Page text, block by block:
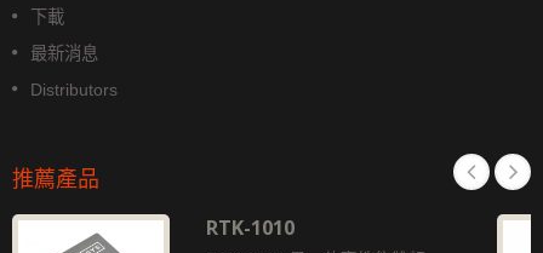
下載
最新消息
Distributors
推薦產品
RTK-1010